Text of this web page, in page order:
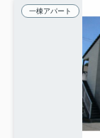
一棟アパート